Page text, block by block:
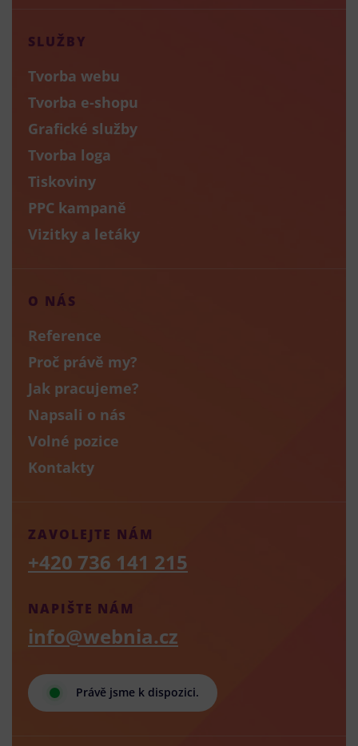
SLUŽBY
Tvorba webu
Tvorba e-shopu
Grafické služby
Tvorba loga
Tiskoviny
PPC kampaně
Vizitky a letáky
O NÁS
Reference
Proč právě my?
Jak pracujeme?
Napsali o nás
Volné pozice
Kontakty
Právě jsme k dispozici.
NAPIŠTE NÁM
info@webnia.cz
ZAVOLEJTE NÁM
+420 736 141 215